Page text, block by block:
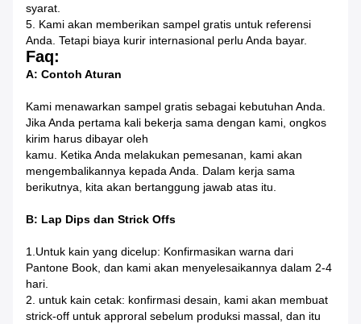
syarat.
5. Kami akan memberikan sampel gratis untuk referensi
Anda. Tetapi biaya kurir internasional perlu Anda bayar.
Faq:
A: Contoh Aturan
Kami menawarkan sampel gratis sebagai kebutuhan Anda.
Jika Anda pertama kali bekerja sama dengan kami, ongkos
kirim harus dibayar oleh
kamu. Ketika Anda melakukan pemesanan, kami akan
mengembalikannya kepada Anda. Dalam kerja sama
berikutnya, kita akan bertanggung jawab atas itu.
B: Lap Dips dan Strick Offs
1.Untuk kain yang dicelup: Konfirmasikan warna dari
Pantone Book, dan kami akan menyelesaikannya dalam 2-4
hari.
2. untuk kain cetak: konfirmasi desain, kami akan membuat
strick-off untuk approral sebelum produksi massal, dan itu